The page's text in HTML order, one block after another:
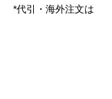
*代引・海外注文は